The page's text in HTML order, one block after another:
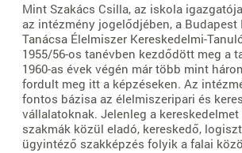
Mint Szakács Csilla, az iskola
az intézmény jogelődjében, a Budapest
Tanácsa Élelmiszer Kereskedelmi-
1955/56-os tanévben kezdődött meg a
1960-as évek végén már több mint
fordult meg itt a képzéseken. Az
fontos bázisa az élelmiszeripari és
vállalatoknak. Jelenleg a
szakmák közül eladó, kereskedő,
ügyintéző szakképzés folyik a falai